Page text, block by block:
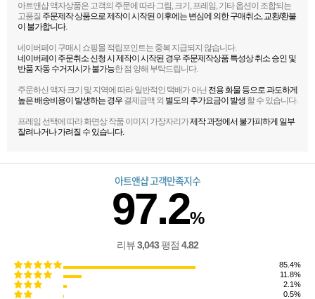
아트앤샵 액자상품은 고객의 주문에 따라 그림, 크기, 프레임, 기타 옵션이 조합되는
고품질 주문제작 상품으로 제작이 시작된 이후에는 변심에 의한 구매취소, 교환/환불
이 불가합니다.
네이버페이 구매시 쇼핑몰 적립포인트는 중복 지급되지 않습니다.
네이버페이 주문취소 신청 시 제작이 시작된 경우 주문제작상품 특성상 취소 승인 및
반품 자동 수거지시가 불가능한 점 양해 부탁드립니다.
주문하신 액자 크기 및 지역에 따라 일반적인 택배가 아닌 전용 화물 등으로 과도하게
높은 배송비용이 발생하는 경우 결제금액 외 별도의 추가요금이 발생 할 수 있습니다.
프레임 선택에 따라 화면상 작품 이미지 가장자리가제작 과정에서 불가피하게 일부
잘려나거나 가려질 수 있습니다.
아트앤샵 고객만족지수
97.2%
리뷰3,043평점 4.82
85.4%
11.8%
2.1%
0.5%